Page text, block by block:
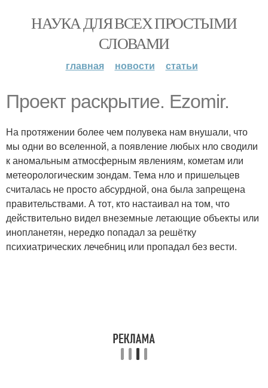
НАУКА ДЛЯ ВСЕХ ПРОСТЫМИ
СЛОВАМИ
главная новости статьи
Проект раскрытие. Ezomir.
На протяжении более чем полувека нам внушали, что
мы одни во вселенной, а появление любых нло сводили
к аномальным атмосферным явлениям, кометам или
метеорологическим зондам. Тема нло и пришельцев
считалась не просто абсурдной, она была запрещена
правительствами. А тот, кто настаивал на том, что
действительно видел внеземные летающие объекты или
инопланетян, нередко попадал за решётку
психиатрических лечебниц или пропадал без вести.